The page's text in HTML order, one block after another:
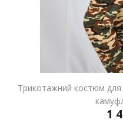
Трикотажний костюм для
1